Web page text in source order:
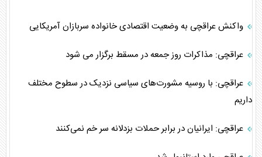
واکنش عراقچی به وضعیت اقتصادی خانواده سربازان آمریکایی
عراقچی: مذاکرات روز جمعه در مسقط برگزار می شود
عراقچی: با روسیه مشورت‌های سیاسی نزدیک در سطوح مختلف
داریم
عراقچی: ایرانیان در برابر حملات بزدلانه سر خم نمی‌کنند